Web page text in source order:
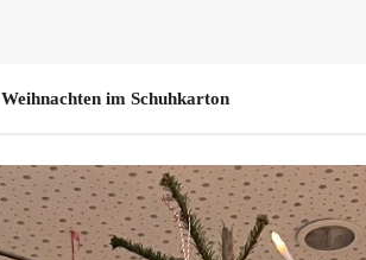
Weihnachten im Schuhkarton